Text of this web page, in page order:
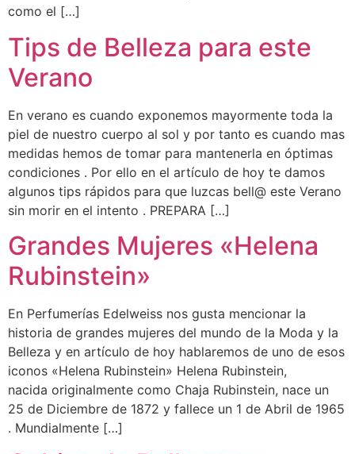
como el […]
Tips de Belleza para este
Verano
En verano es cuando exponemos mayormente toda la
piel de nuestro cuerpo al sol y por tanto es cuando mas
medidas hemos de tomar para mantenerla en óptimas
condiciones . Por ello en el artículo de hoy te damos
algunos tips rápidos para que luzcas bell@ este Verano
sin morir en el intento . PREPARA […]
Grandes Mujeres «Helena
Rubinstein»
En Perfumerías Edelweiss nos gusta mencionar la
historia de grandes mujeres del mundo de la Moda y la
Belleza y en artículo de hoy hablaremos de uno de esos
iconos «Helena Rubinstein» Helena Rubinstein,
nacida originalmente como Chaja Rubinstein, nace un
25 de Diciembre de 1872 y fallece un 1 de Abril de 1965
. Mundialmente […]